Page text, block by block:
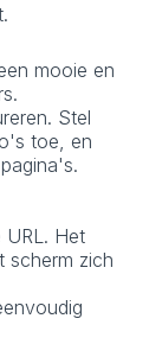
mooie en
Stel
toe, en
URL. Het
scherm zich